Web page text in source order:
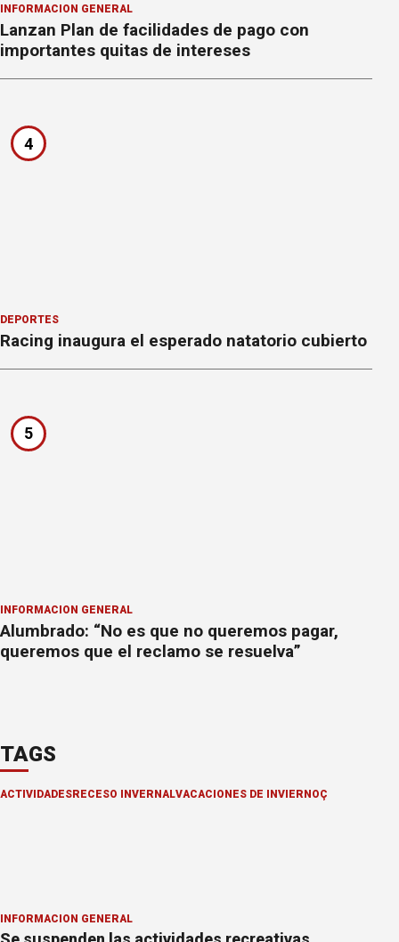
INFORMACION GENERAL
Lanzan Plan de facilidades de pago con
importantes quitas de intereses
4
DEPORTES
Racing inaugura el esperado natatorio cubierto
5
INFORMACION GENERAL
Alumbrado: “No es que no queremos pagar,
queremos que el reclamo se resuelva”
TAGS
ACTIVIDADESRECESO INVERNALVACACIONES DE INVIERNOÇ
INFORMACION GENERAL